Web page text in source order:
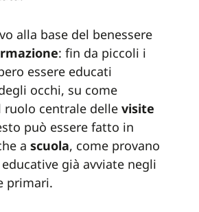
alla base del benessere
: fin da piccoli i
essere educati
occhi, su come
centrale delle visite
può essere fatto in
a scuola, come provano
già avviate negli
primari.